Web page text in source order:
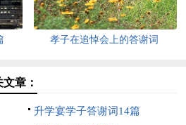
孝子在追悼会上的答谢词
章：
升学宴学子答谢词14篇